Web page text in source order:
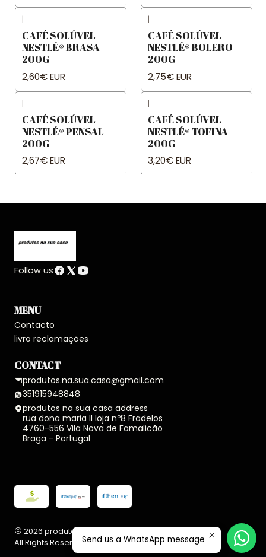
|
CAFÉ SOLÚVEL
NESTLÉ® BRASA
200G
2,60€ EUR
|
CAFÉ SOLÚVEL
NESTLÉ® BOLERO
200G
2,75€ EUR
|
CAFÉ SOLÚVEL
NESTLÉ® PENSAL
200G
2,67€ EUR
|
CAFÉ SOLÚVEL
NESTLÉ® TOFINA
200G
3,20€ EUR
Follow us
MENU
Contacto
livro reclamações
CONTACT
produtos.na.sua.casa@gmail.com
351915948848
produtos na sua casa address
rua dona maria ll loja nº8 Fradelos
4760-556 Vila Nova de Famalicão
Braga - Portugal
2026 produtos na sua casa.
All Rights Reserved.Powered by Jumpseller.
Send us a WhatsApp message